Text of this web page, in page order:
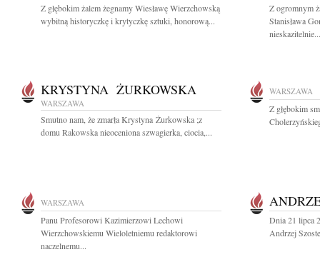
Z głębokim żalem żegnamy Wiesławę Wierzchowską
wybitną historyczkę i krytyczkę sztuki, honorową...
Z ogromnym
Stanisława
nieskazitelnie...
KRYSTYNA ŻURKOWSKA
WARSZAWA
Smutno nam, że zmarła Krystyna Żurkowska ;z
domu Rakowska nieoceniona szwagierka, ciocia,...
WARSZAWA
Z głębokim
WARSZAWA
Panu Profesorowi Kazimierzowi Lechowi
Wierzchowskiemu Wieloletniemu redaktorowi
naczelnemu...
Dnia 21 lipca
Andrzej